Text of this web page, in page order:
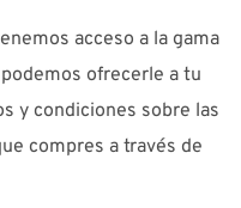
acceso a la gama
ofrecerle a tu
y condiciones sobre las
compres a través de